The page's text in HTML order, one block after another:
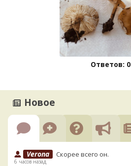
Ответов: 0
Новое
Verona Скорее всего он.
6 часов назад